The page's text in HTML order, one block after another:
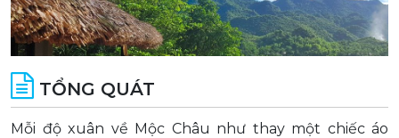
TỔNG QUÁT
Mỗi độ xuân về Mộc Châu như thay một chiếc áo